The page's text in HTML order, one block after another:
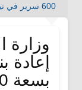
600 سرير في نينوى.
وزارة
إعادة
بسعة 600 سرير في نينوى.